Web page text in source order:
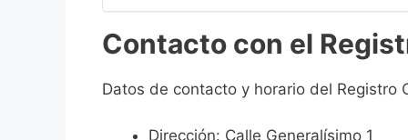
Contacto con el
Datos de contacto y horario del Registro
Dirección: Calle Generalísimo 1